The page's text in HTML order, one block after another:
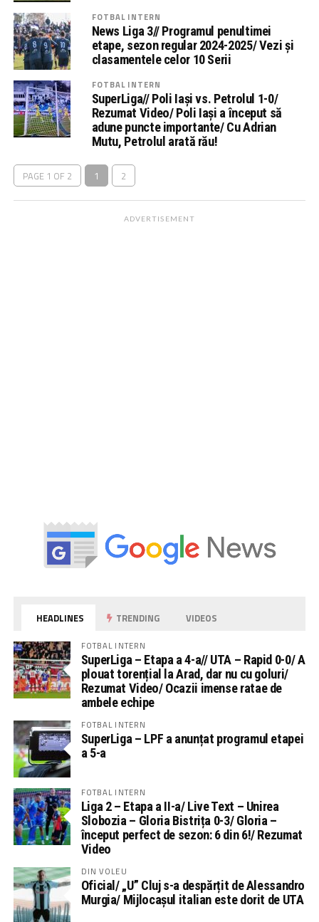
FOTBAL INTERN
News Liga 3// Programul penultimei
etape, sezon regular 2024-2025/ Vezi și
clasamentele celor 10 Serii
FOTBAL INTERN
SuperLiga// Poli Iași vs. Petrolul 1-0/
Rezumat Video/ Poli Iași a început să
adune puncte importante/ Cu Adrian
Mutu, Petrolul arată rău!
PAGE 1 OF 2 1 2
ADVERTISEMENT
HEADLINES TRENDING VIDEOS
FOTBAL INTERN
SuperLiga – Etapa a 4-a// UTA – Rapid 0-0/ A
plouat torențial la Arad, dar nu cu goluri/
Rezumat Video/ Ocazii imense ratae de
ambele echipe
FOTBAL INTERN
SuperLiga – LPF a anunțat programul etapei
a 5-a
FOTBAL INTERN
Liga 2 – Etapa a II-a/ Live Text – Unirea
Slobozia – Gloria Bistrița 0-3/ Gloria –
început perfect de sezon: 6 din 6!/ Rezumat
Video
DIN VOLEU
Oficial/ „U” Cluj s-a despărțit de Alessandro
Murgia/ Mijlocașul italian este dorit de UTA